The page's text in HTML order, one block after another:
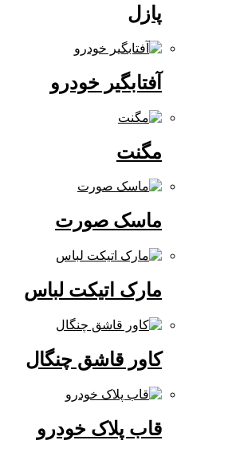
آفتابگیر خودرو
ماسک صورت
مارک اتیکت لباس
کاور قاشق چنگال
قاب پلاک خودرو